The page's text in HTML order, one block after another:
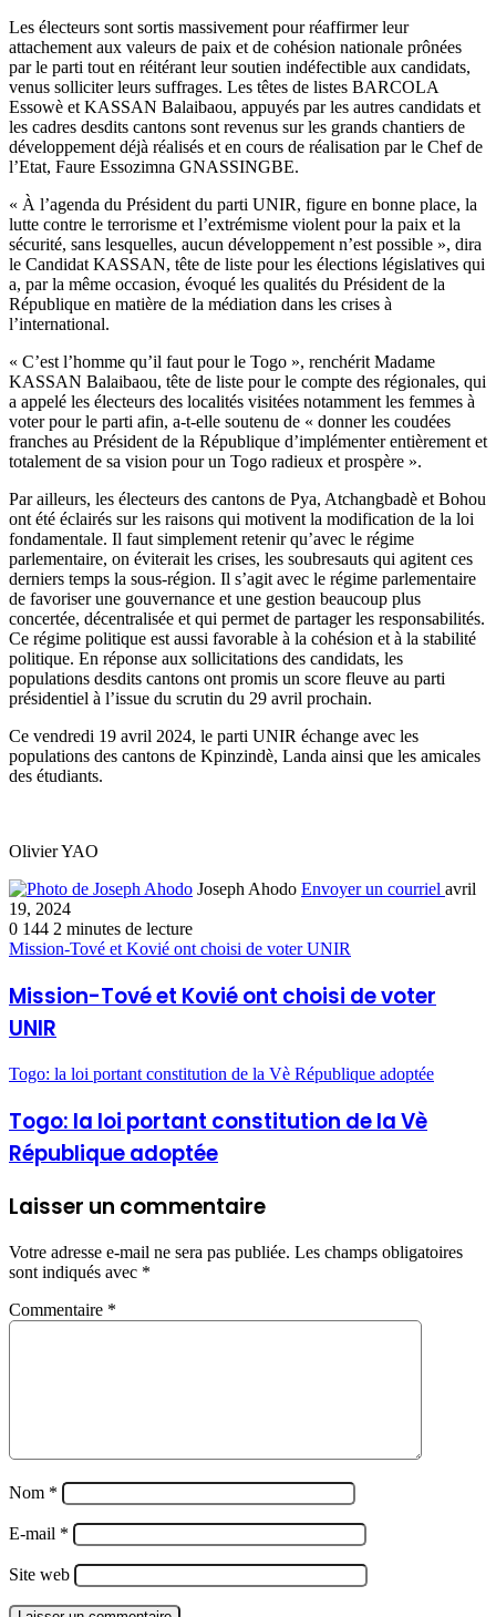
Les électeurs sont sortis massivement pour réaffirmer leur
attachement aux valeurs de paix et de cohésion nationale prônées
par le parti tout en réitérant leur soutien indéfectible aux candidats,
venus solliciter leurs suffrages. Les têtes de listes BARCOLA
Essowè et KASSAN Balaibaou, appuyés par les autres candidats et
les cadres desdits cantons sont revenus sur les grands chantiers de
développement déjà réalisés et en cours de réalisation par le Chef de
l’Etat, Faure Essozimna GNASSINGBE.
« À l’agenda du Président du parti UNIR, figure en bonne place, la
lutte contre le terrorisme et l’extrémisme violent pour la paix et la
sécurité, sans lesquelles, aucun développement n’est possible », dira
le Candidat KASSAN, tête de liste pour les élections législatives qui
a, par la même occasion, évoqué les qualités du Président de la
République en matière de la médiation dans les crises à
l’international.
« C’est l’homme qu’il faut pour le Togo », renchérit Madame
KASSAN Balaibaou, tête de liste pour le compte des régionales, qui
a appelé les électeurs des localités visitées notamment les femmes à
voter pour le parti afin, a-t-elle soutenu de « donner les coudées
franches au Président de la République d’implémenter entièrement et
totalement de sa vision pour un Togo radieux et prospère ».
Par ailleurs, les électeurs des cantons de Pya, Atchangbadè et Bohou
ont été éclairés sur les raisons qui motivent la modification de la loi
fondamentale. Il faut simplement retenir qu’avec le régime
parlementaire, on éviterait les crises, les soubresauts qui agitent ces
derniers temps la sous-région. Il s’agit avec le régime parlementaire
de favoriser une gouvernance et une gestion beaucoup plus
concertée, décentralisée et qui permet de partager les responsabilités.
Ce régime politique est aussi favorable à la cohésion et à la stabilité
politique. En réponse aux sollicitations des candidats, les
populations desdits cantons ont promis un score fleuve au parti
présidentiel à l’issue du scrutin du 29 avril prochain.
Ce vendredi 19 avril 2024, le parti UNIR échange avec les
populations des cantons de Kpinzindè, Landa ainsi que les amicales
des étudiants.
Olivier YAO
Joseph Ahodo Envoyer un courriel avril
19, 2024
0 144 2 minutes de lecture
Mission-Tové et Kovié ont choisi de voter UNIR
Mission-Tové et Kovié ont choisi de voter
UNIR
Togo: la loi portant constitution de la Vè République adoptée
Togo: la loi portant constitution de la Vè
République adoptée
Laisser un commentaire
Votre adresse e-mail ne sera pas publiée. Les champs obligatoires
sont indiqués avec *
Commentaire *
Nom *
E-mail *
Site web